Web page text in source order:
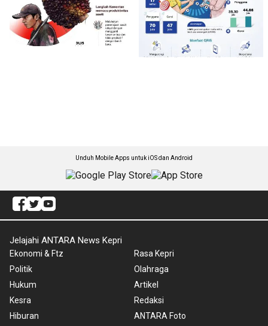
Unduh Mobile Apps untuk iOS dan Android
Jelajahi ANTARA News Kepri
Ekonomi & Ftz
Politik
Hukum
Kesra
Hiburan
Rasa Kepri
Olahraga
Artikel
Redaksi
ANTARA Foto